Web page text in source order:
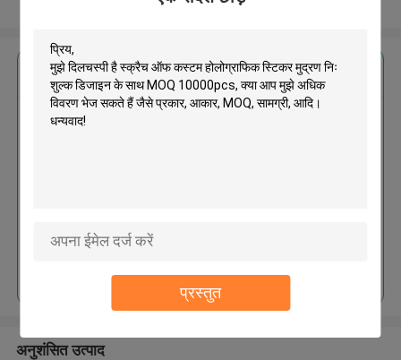
प्रस्तुत
सबसे उत्तम प्रतिदान प्राप्त करें
अनुशंसित उत्पाद